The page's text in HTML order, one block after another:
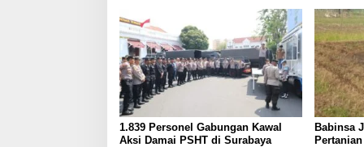
1.839 Personel Gabungan Kawal
Aksi Damai PSHT di Surabaya
Babinsa